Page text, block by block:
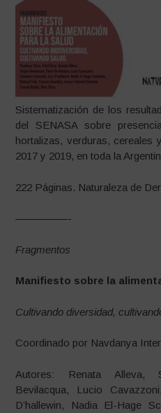
Sistematización de los
del SENASA sobre
hortalizas, verduras, cereales
2017 y 2019, en toda la
222 Páginas. Naturaleza de
—————-
Fragmentos
Manifiesto sobre la
Cultivando diversidad,
Coordinado por Navdanya
Autores: Renata Alleva,
Bevilacqua, Lucio
D’hallewin, Nadia El-Hage